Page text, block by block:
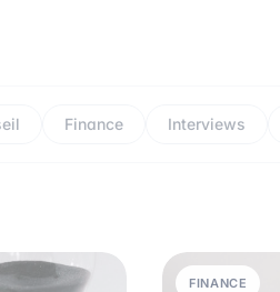
Finance Interviews
FINANCE